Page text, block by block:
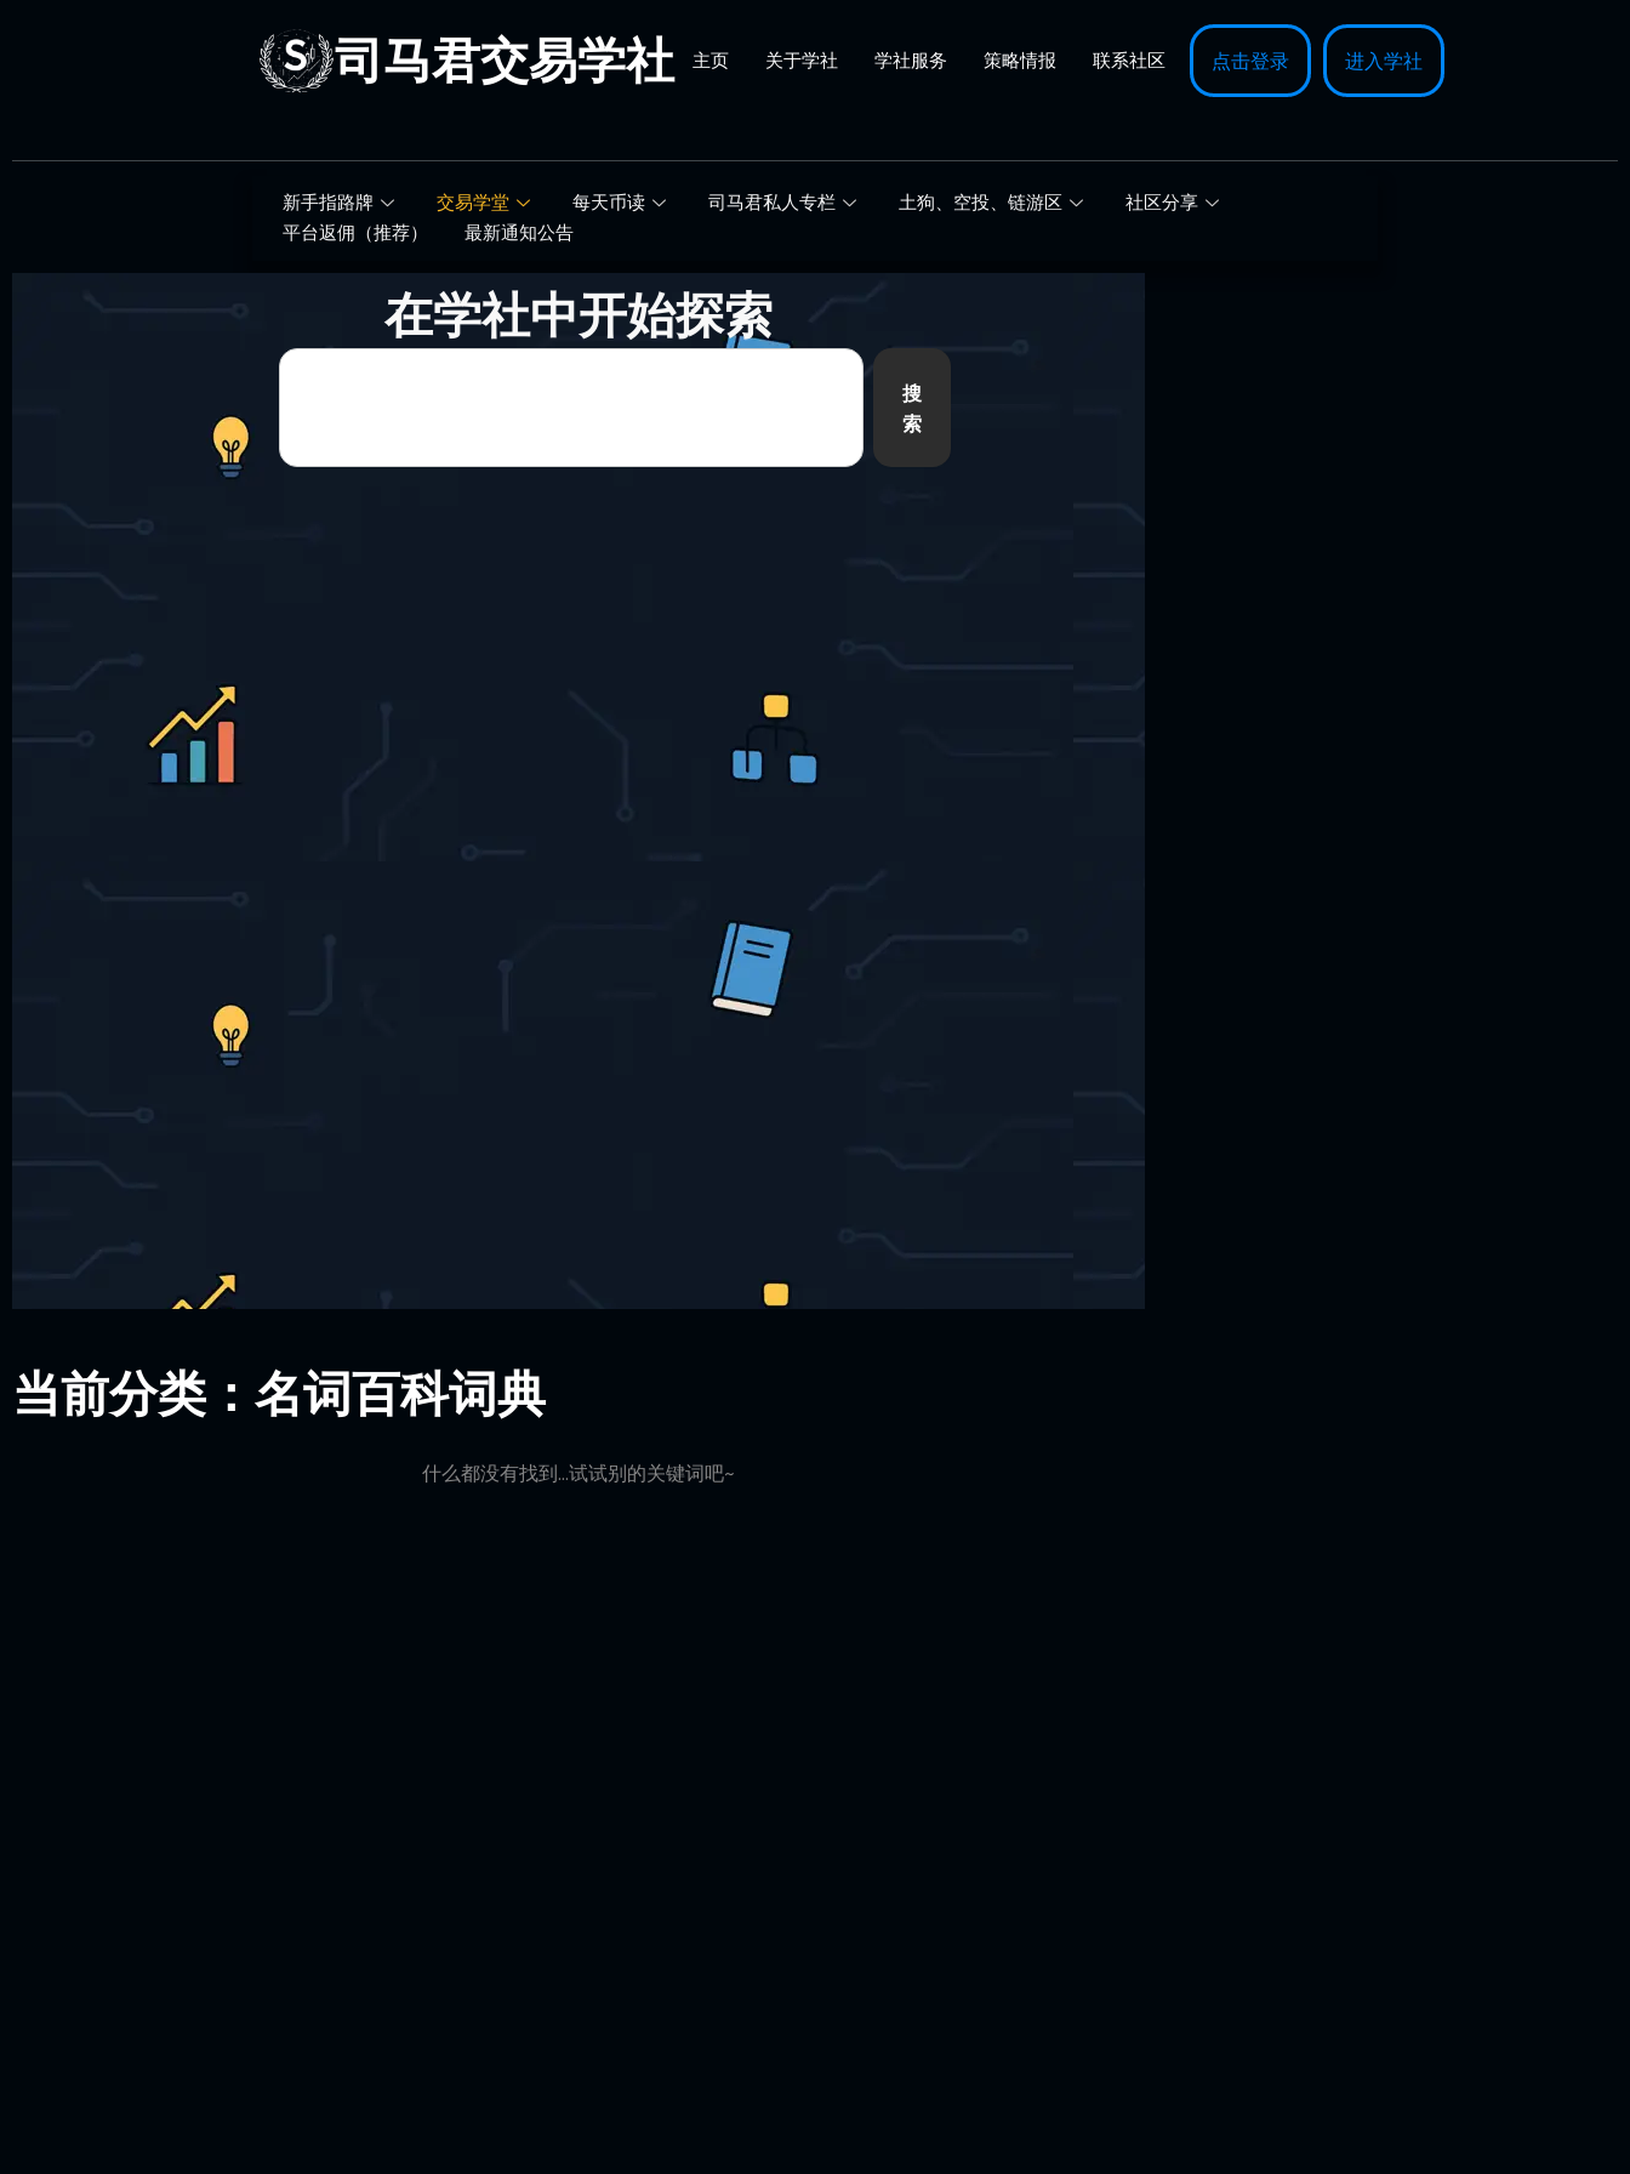
司马君交易学社 主页 关于学社 学社服务 策略情报 联系社区 点击登录 进入学社
新手指路牌 交易学堂 每天币读 司马君私人专栏 土狗、空投、链游区
社区分享
平台返佣（推荐）
最新通知公告
在学社中开始探索
Search
搜
索
当前分类：名词百科词典
什么都没有找到...试试别的关键词吧~